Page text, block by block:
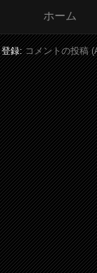
ホーム
登録:コメントの投稿